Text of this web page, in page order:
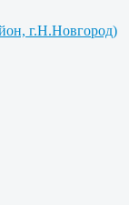
г.Н.Новгород)